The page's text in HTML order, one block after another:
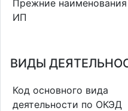
Прежние наименования
ИП
ВИДЫ
Код основного вида
деятельности по ОКЭД